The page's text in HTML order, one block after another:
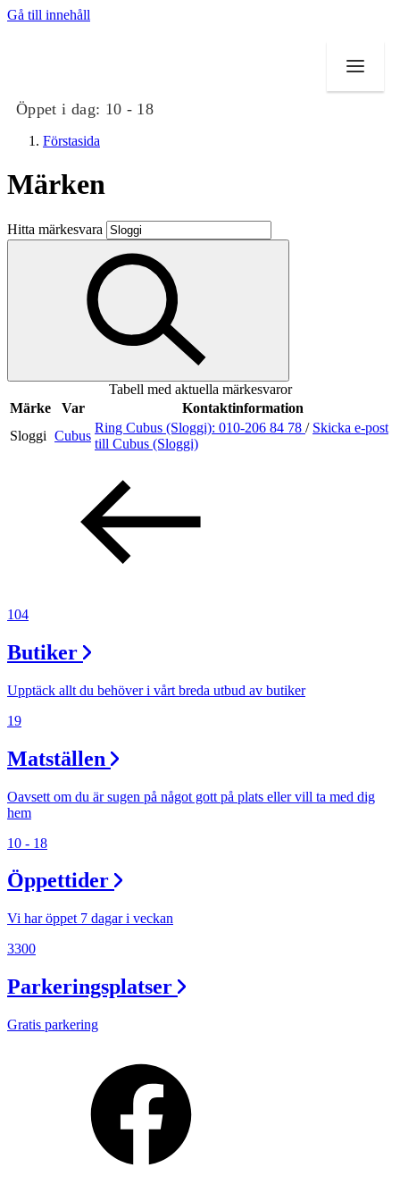
Gå till innehåll
Öppet i dag: 10 - 18
Butiker
Mat och dryck
Evenemang
Erbjudanden
Inspiration
Lediga jobb
Magasin
Presentkort
Förstasida
Märken
Hitta märkesvara
Tabell med aktuella märkesvaror
Märke
Var
Kontaktinformation
Sloggi Cubus
Ring Cubus (Sloggi): 010-206 84 78 / Skicka e-post
till Cubus (Sloggi)
104
Butiker
Upptäck allt du behöver i vårt breda utbud av butiker
19
Matställen
Oavsett om du är sugen på något gott på plats eller vill ta med dig
hem
10 - 18
Öppettider
Vi har öppet 7 dagar i veckan
3300
Parkeringsplatser
Gratis parkering